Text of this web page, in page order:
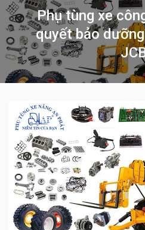
Phụ tùng xe
quyết bảo